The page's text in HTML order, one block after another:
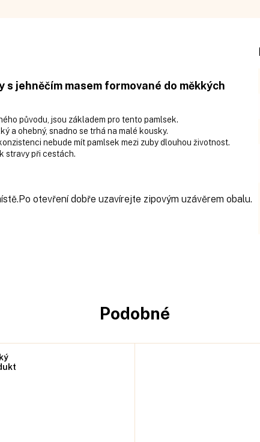
jehněčím masem formované do měkkých
původu, jsou základem pro tento pamlsek.
a ohebný, snadno se trhá na malé kousky.
nebude mít pamlsek mezi zuby dlouhou životnost.
stravy při cestách.
otevření dobře uzavírejte zipovým uzávěrem obalu.
Podobné